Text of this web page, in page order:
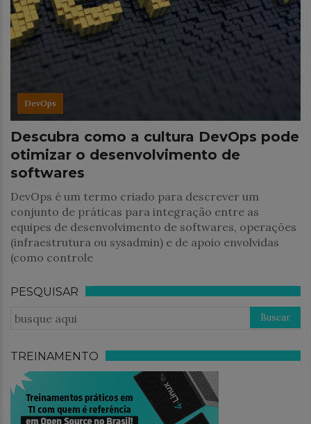
DevOps
Descubra como a cultura DevOps pode
otimizar o desenvolvimento de
softwares
DevOps é um termo criado para descrever um
conjunto de práticas para integração entre as
equipes de desenvolvimento de softwares, operações
(infraestrutura ou sysadmin) e de apoio envolvidas
(como controle
PESQUISAR
TREINAMENTO